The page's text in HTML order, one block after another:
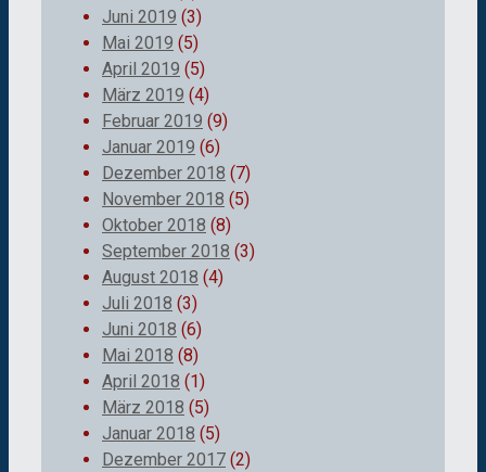
Juni 2019 (3)
Mai 2019 (5)
April 2019 (5)
März 2019 (4)
Februar 2019 (9)
Januar 2019 (6)
Dezember 2018 (7)
November 2018 (5)
Oktober 2018 (8)
September 2018 (3)
August 2018 (4)
Juli 2018 (3)
Juni 2018 (6)
Mai 2018 (8)
April 2018 (1)
März 2018 (5)
Januar 2018 (5)
Dezember 2017 (2)